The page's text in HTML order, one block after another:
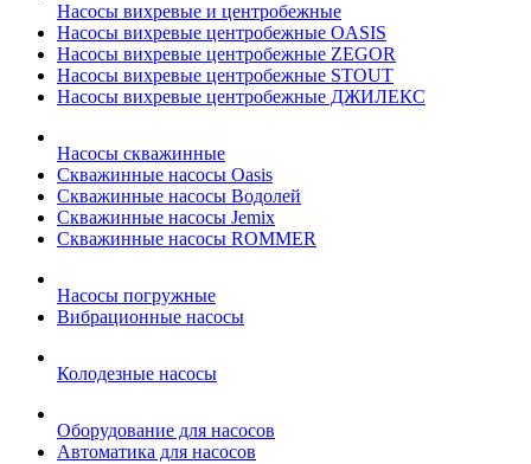
Насосы вихревые и центробежные
Насосы вихревые центробежные OASIS
Насосы вихревые центробежные ZEGOR
Насосы вихревые центробежные STOUT
Насосы вихревые центробежные ДЖИЛЕКС
Насосы скважинные
Скважинные насосы Oasis
Скважинные насосы Водолей
Скважинные насосы Jemix
Cкважинные насосы ROMMER
Насосы погружные
Вибрационные насосы
Колодезные насосы
Оборудование для насосов
Автоматика для насосов